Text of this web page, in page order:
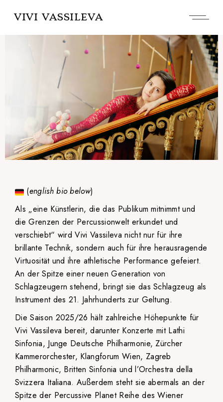
VIVI VASSILEVA
(english bio below)
Als „eine Künstlerin, die das Publikum mitnimmt und
die Grenzen der Percussionwelt erkundet und
verschiebt“ wird Vivi Vassileva nicht nur für ihre
brillante Technik, sondern auch für ihre herausragende
Virtuosität und ihre athletische Performance gefeiert.
An der Spitze einer neuen Generation von
Schlagzeugern stehend, bringt sie das Schlagzeug als
Instrument des 21. Jahrhunderts zur Geltung.
Die Saison 2025/26 hält zahlreiche Höhepunkte für
Vivi Vassileva bereit, darunter Konzerte mit Lathi
Sinfonia, Junge Deutsche Philharmonie, Zürcher
Kammerorchester, Klangforum Wien, Zagreb
Philharmonic, Britten Sinfonia und l’Orchestra della
Svizzera Italiana. Außerdem steht sie abermals an der
Spitze der Percussive Planet Reihe des Wiener